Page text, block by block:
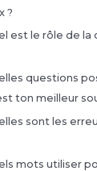
?
est le rôle de
questions
ton meilleur
sont les
mots utiliser